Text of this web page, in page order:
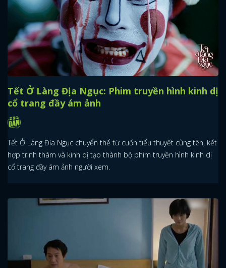
Tết Ở Làng Địa Ngục: Phim truyền hình kinh dị
cổ trang đầy ám ảnh
Tết Ở Làng Địa Ngục chuyển thể từ cuốn tiểu thuyết cùng tên, kết
hợp trinh thám và kinh dị tạo thành bộ phim truyền hình kinh dị
cổ trang đầy ám ảnh người xem.